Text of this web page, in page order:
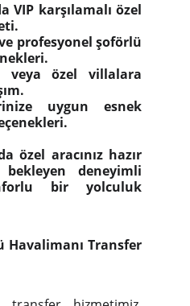
VIP karşılamalı özel
profesyonel şoförlü
veya özel villalara
uygun esnek
özel aracınız hazır
deneyimli
bir yolculuk
Havalimanı Transfer